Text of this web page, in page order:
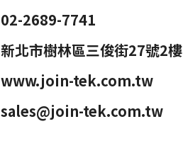
02-2689-7741
新北市樹林區三俊街27號2樓
www.join-tek.com.tw
sales@join-tek.com.tw